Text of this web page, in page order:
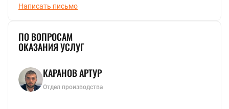
Написать письмо
ПО ВОПРОСАМ
ОКАЗАНИЯ УСЛУГ
КАРАНОВ АРТУР
Отдел производства